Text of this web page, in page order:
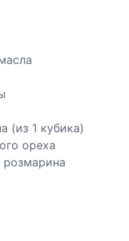
(из 1 кубика)
ореха
розмарина